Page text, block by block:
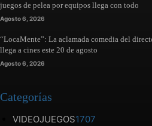
juegos de pelea por equipos llega con todo
Agosto 6, 2026
“LocaMente”: La aclamada comedia del
llega a cines este 20 de agosto
Agosto 6, 2026
Categorías
VIDEOJUEGOS1707